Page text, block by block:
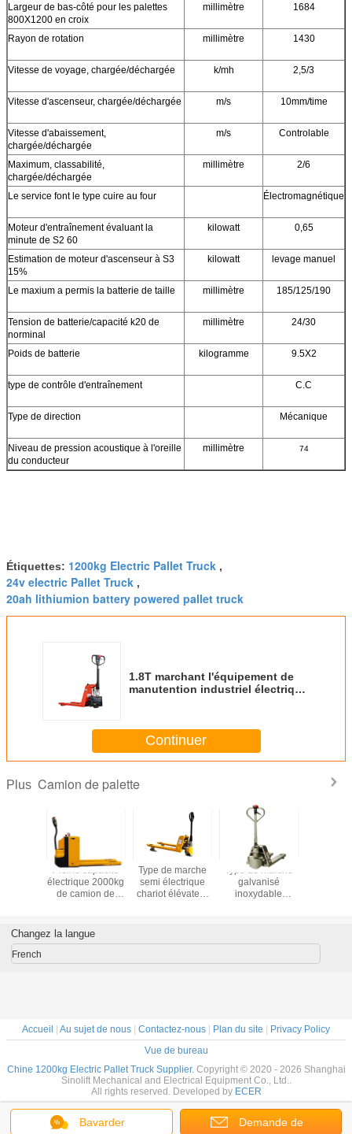
Largeur de bas-côté pour les palettes
800X1200 en croix
millimètre 1684
Rayon de rotation millimètre 1430
Vitesse de voyage, chargée/déchargée k/mh 2,5/3
Vitesse d'ascenseur, chargée/déchargée m/s 10mm/time
Vitesse d'abaissement,
chargée/déchargée
m/s Controlable
Maximum, classabilité,
chargée/déchargée
millimètre 2/6
Le service font le type cuire au four Électromagnétique
Moteur d'entraînement évaluant la
minute de S2 60
kilowatt 0,65
Estimation de moteur d'ascenseur à S3
15%
kilowatt levage manuel
Le maxium a permis la batterie de taille millimètre 185/125/190
Tension de batterie/capacité k20 de
norminal
millimètre 24/30
Poids de batterie kilogramme 9.5X2
type de contrôle d'entraînement C.C
Type de direction Mécanique
Niveau de pression acoustique à l'oreille
du conducteur
millimètre 74
Étiquettes: 1200kg Electric Pallet Truck ,
24v electric Pallet Truck ,
20ah lithiumion battery powered pallet truck
1.8T marchant l'équipement de
manutention industriel électrique
Continuer
Plus Camion de palette
main
Pleine capacité
électrique 2000kg
de camion de
Type de marche
semi électrique
chariot élévateur
palette
Type de marche
galvanisé
inoxydable
d'ET20MH-P-F de
Bavarder Demande de
Changez la langue
French
Accueil | Au sujet de nous | Contactez-nous | Plan du site | Privacy Policy
Vue de bureau
Chine 1200kg Electric Pallet Truck Supplier. Copyright © 2020 - 2026 Shanghai
Sinolift Mechanical and Electrical Equipment Co., Ltd..
All rights reserved. Developed by ECER